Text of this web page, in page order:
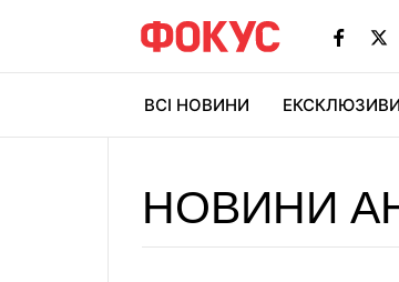
ВСІ НОВИНИ ЕКСКЛЮЗИВИ
НОВИНИ